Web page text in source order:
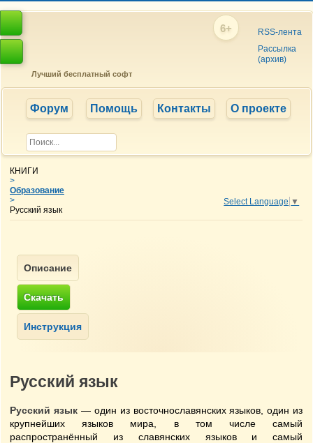
6+
RSS-лента
Рассылка
(архив)
Лучший бесплатный софт
Форум Помощь Контакты О проекте
КНИГИ
>
Образование
>
Русский язык
Select Language ▼
Русский язык
Русский язык— один из восточнославянских языков, один из
крупнейших языков мира, в том числе самый
распространённый из славянских языков и самый